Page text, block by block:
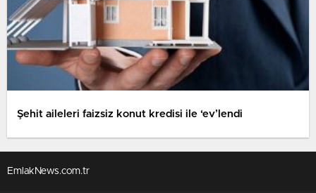
Şehit aileleri faizsiz konut kredisi ile ‘ev’lendi
EmlakNews.com.tr